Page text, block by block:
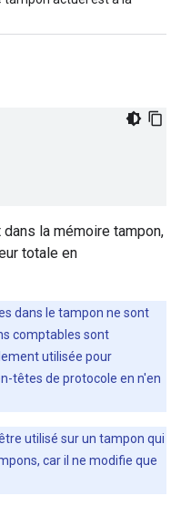
la mémoire tampon,
totale en
dans le tampon ne sont
comptables sont
utilisée pour
têtes de protocole en n'en
utilisé sur un tampon qui
car il ne modifie que